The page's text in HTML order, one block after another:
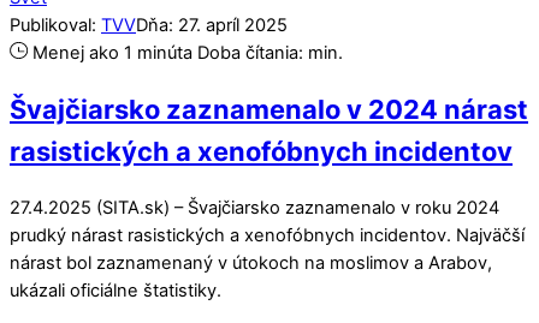
Publikoval: TVVDňa: 27. apríl 2025
Menej ako 1 minúta Doba čítania: min.
Švajčiarsko zaznamenalo v 2024 nárast
rasistických a xenofóbnych incidentov
27.4.2025 (SITA.sk) – Švajčiarsko zaznamenalo v roku 2024
prudký nárast rasistických a xenofóbnych incidentov. Najväčší
nárast bol zaznamenaný v útokoch na moslimov a Arabov,
ukázali oficiálne štatistiky.